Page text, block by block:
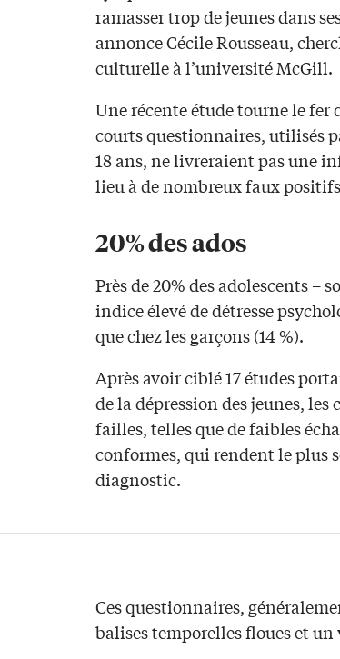
ramasser trop de jeunes dans
annonce Cécile Rousseau,
culturelle à l’université McGill.
Une récente étude tourne le fer
courts questionnaires, utilisés
18 ans, ne livreraient pas une
lieu à de nombreux faux
20% des ados
Près de 20% des adolescents –
indice élevé de détresse
que chez les garçons (14 %).
Après avoir ciblé 17 études
de la dépression des jeunes,
failles, telles que de faibles
conformes, qui rendent le plus
diagnostic.
Ces questionnaires,
balises temporelles floues et